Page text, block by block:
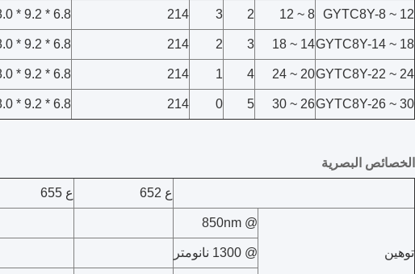
GYTC8Y-8 ~ 12
8 ~ 12
2
3
214
6.8 * 9.2 * 18.0
GYTC8Y-14 ~ 18
14 ~ 18
3
2
214
6.8 * 9.2 * 18.0
GYTC8Y-22 ~ 24
20 ~ 24
4
1
214
6.8 * 9.2 * 18.0
GYTC8Y-26 ~ 30
26 ~ 30
5
0
214
6.8 * 9.2 * 18.0
الخصائص البصرية
ع 652 ع 655
توهين
@ 850nm
@ 1300 نانومتر